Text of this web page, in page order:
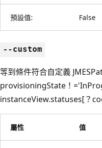
預設值: False
--custom
等到條件符合自定義
provisioningState！
instanceView.statuses[？
屬性 值